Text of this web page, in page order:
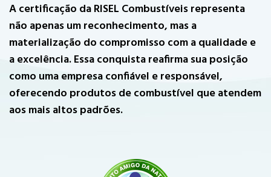
A certificação da RISEL Combustíveis representa
não apenas um reconhecimento, mas a
materialização do compromisso com a qualidade e
a excelência. Essa conquista reafirma sua posição
como uma empresa confiável e responsável,
oferecendo produtos de combustível que atendem
aos mais altos padrões.